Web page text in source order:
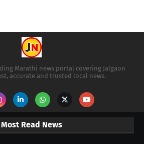
Marathi news portal covering Jalgaon
accurate and trusted local news.
Most Read News